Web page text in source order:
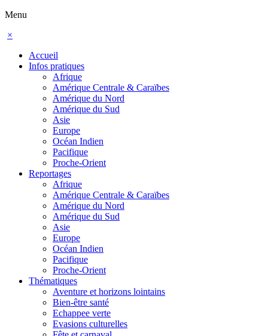
Menu
×
Accueil
Infos pratiques
Afrique
Amérique Centrale & Caraïbes
Amérique du Nord
Amérique du Sud
Asie
Europe
Océan Indien
Pacifique
Proche-Orient
Reportages
Afrique
Amérique Centrale & Caraïbes
Amérique du Nord
Amérique du Sud
Asie
Europe
Océan Indien
Pacifique
Proche-Orient
Thématiques
Aventure et horizons lointains
Bien-être santé
Echappee verte
Evasions culturelles